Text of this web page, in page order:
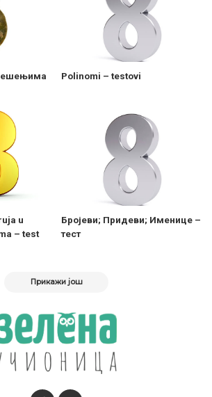
Polinomi – testovi
u
– test
Бројеви; Придеви; Именице –
тест
Прикажи још